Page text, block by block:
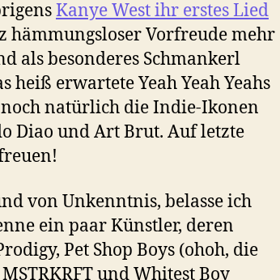
Kanye West ihr erstes Lied
hämmungsloser Vorfreude mehr
als besonderes Schmankerl
erwartete Yeah Yeah Yeahs
natürlich die Indie-Ikonen
Diao und Art Brut. Auf letzte
von Unkenntnis, belasse ich
ein paar Künstler, deren
Pet Shop Boys (ohoh, die
und Whitest Boy